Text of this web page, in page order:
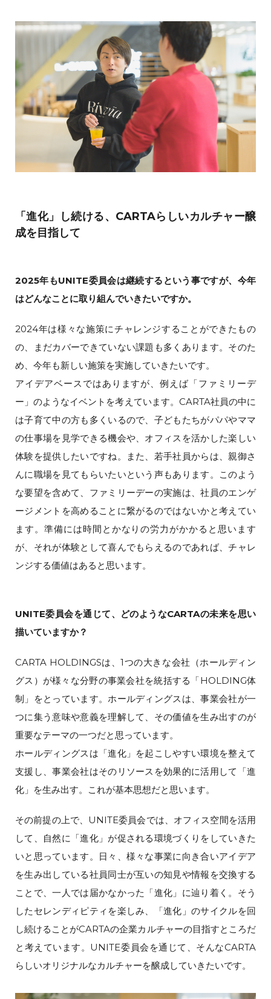
「進化」し続ける、CARTAらしいカルチャー醸
成を目指して
2025年もUNITE委員会は継続するという事ですが、今年
はどんなことに取り組んでいきたいですか。
2024年は様々な施策にチャレンジすることができたもの
の、まだカバーできていない課題も多くあります。そのた
め、今年も新しい施策を実施していきたいです。
アイデアベースではありますが、例えば「ファミリーデ
ー」のようなイベントを考えています。CARTA社員の中に
は子育て中の方も多くいるので、子どもたちがパパやママ
の仕事場を見学できる機会や、オフィスを活かした楽しい
体験を提供したいですね。また、若手社員からは、親御さ
んに職場を見てもらいたいという声もあります。このよう
な要望を含めて、ファミリーデーの実施は、社員のエンゲ
ージメントを高めることに繋がるのではないかと考えてい
ます。準備には時間とかなりの労力がかかると思います
が、それが体験として喜んでもらえるのであれば、チャレ
ンジする価値はあると思います。
UNITE委員会を通じて、どのようなCARTAの未来を思い
描いていますか？
CARTA HOLDINGSは、1つの大きな会社（ホールディン
グス）が様々な分野の事業会社を統括する「HOLDING体
制」をとっています。ホールディングスは、事業会社が一
つに集う意味や意義を理解して、その価値を生み出すのが
重要なテーマの一つだと思っています。
ホールディングスは「進化」を起こしやすい環境を整えて
支援し、事業会社はそのリソースを効果的に活用して「進
化」を生み出す。これが基本思想だと思います。
その前提の上で、UNITE委員会では、オフィス空間を活用
して、自然に「進化」が促される環境づくりをしていきた
いと思っています。日々、様々な事業に向き合いアイデア
を生み出している社員同士が互いの知見や情報を交換する
ことで、一人では届かなかった「進化」に辿り着く。そう
したセレンディピティを楽しみ、「進化」のサイクルを回
し続けることがCARTAの企業カルチャーの目指すところだ
と考えています。UNITE委員会を通じて、そんなCARTA
らしいオリジナルなカルチャーを醸成していきたいです。